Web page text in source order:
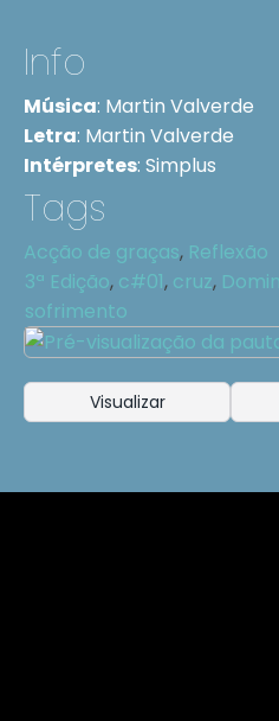
Info
Música: Martin Valverde
Letra: Martin Valverde
Intérpretes: Simplus
Tags
Acção de graças, Reflexão
3ª Edição, c#01, cruz,
sofrimento
Visualizar